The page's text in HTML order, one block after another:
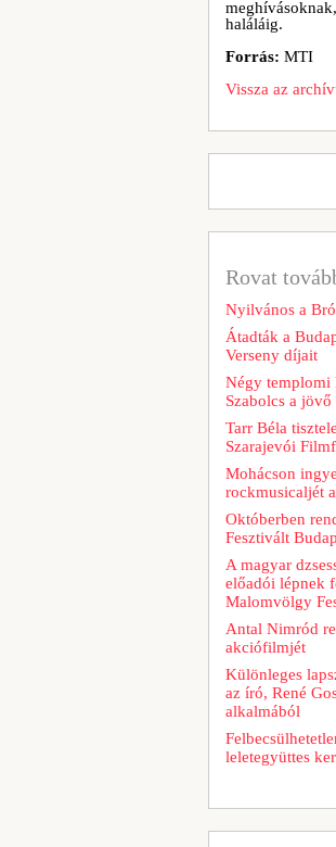
haláláig.
Forrás: MTI
Vissza az
Rovat
Nyilvános a
Átadták a
Verseny díjait
Négy templomi
Szabolcs a jövő
Tarr Béla
Szarajevói
Mohácson
rockmusicaljét
Októberben
Fesztivált
A magyar
előadói lépnek
Malomvölgy
Antal Nimród
akciófilmjét
Különleges
az író, René
alkalmából
leletegyüttes